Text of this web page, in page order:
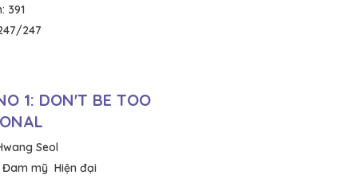
391
247
1: DON'T BE TOO
Seol
Đam mỹ Hiện đại